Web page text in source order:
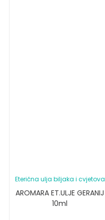
Eterična ulja biljaka i cvjetova
AROMARA ET.ULJE GERANIJ
10ml